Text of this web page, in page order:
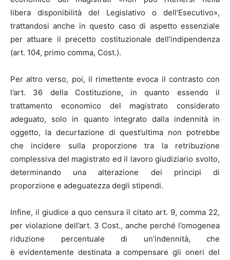
libera disponibilità del Legislativo o dell’Esecutivo»,
trattandosi anche in questo caso di aspetto essenziale
per attuare il precetto costituzionale dell’indipendenza
(art. 104, primo comma, Cost.).
Per altro verso, poi, il rimettente evoca il contrasto con
l’art. 36 della Costituzione, in quanto essendo il
trattamento economico del magistrato considerato
adeguato, solo in quanto integrato dalla indennità in
oggetto, la decurtazione di quest’ultima non potrebbe
che incidere sulla proporzione tra la retribuzione
complessiva del magistrato ed il lavoro giudiziario svolto,
determinando una alterazione dei principi di
proporzione e adeguatezza degli stipendi.
Infine, il giudice a quo censura il citato art. 9, comma 22,
per violazione dell’art. 3 Cost., anche perché l’omogenea
riduzione percentuale di un’indennità, che
è evidentemente destinata a compensare gli oneri del